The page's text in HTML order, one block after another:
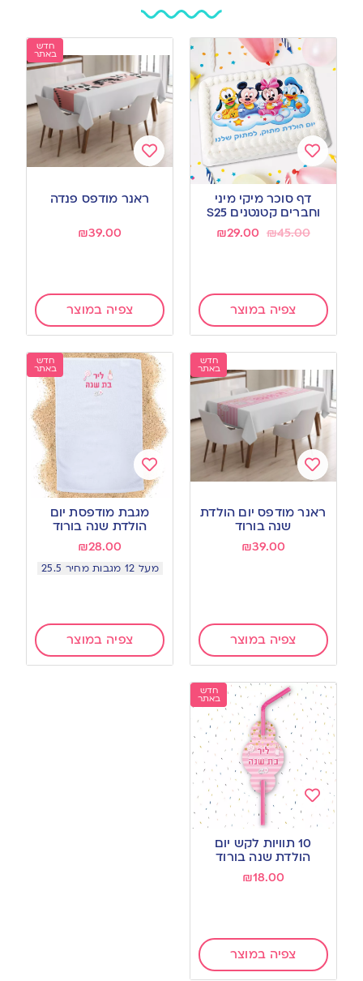
Add
to
wishlist
דף סוכר מיקי מיני
וחברים קטנטנים S25
₪45.00
₪29.00
צפיה במוצר
חדש
באתר
to
ראנר מודפס פנדה
₪39.00
צפיה במוצר
חדש
באתר
to
wishlist
ראנר מודפס יום הולדת
שנה בורוד
₪39.00
צפיה במוצר
חדש
באתר
Add
to
wishlist
מגבת מודפסת יום
הולדת שנה בורוד
₪28.00
מעל 12 מגבות מחיר 25.5
צפיה במוצר
חדש
באתר
Add
to
wishlist
10 תוויות לקש יום
הולדת שנה בורוד
₪18.00
צפיה במוצר